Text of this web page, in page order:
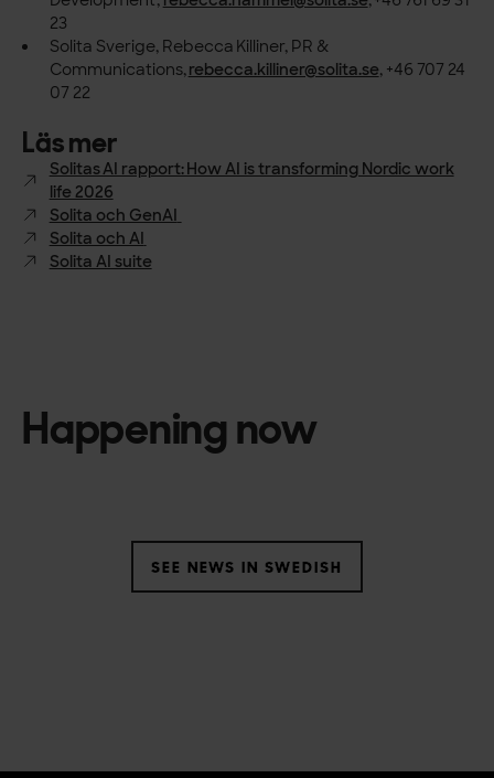
23
Solita Sverige, Rebecca Killiner, PR &
Communications,rebecca.killiner@solita.se, +46 707 24
07 22
Läs mer
Solitas AI rapport: How AI is transforming Nordic work
life 2026
Solita och GenAI
Solita och AI
Solita AI suite
Happening now
SEE NEWS IN SWEDISH